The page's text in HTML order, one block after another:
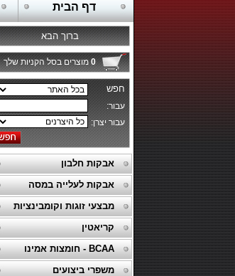
דף הבית
ברוך הבא
0 מוצרים בסל הקניות שלך
אבקות חלבון
אבקות לעלייה במסה
מבצעי זוגות וקומבינציות
קריאטין
BCAA - חומצות אמינו
משפרי ביצועים